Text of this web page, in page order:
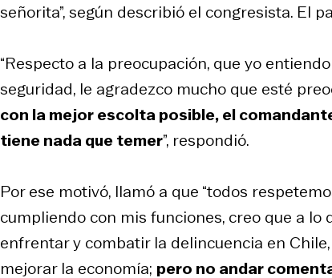
señorita”, según describió el congresista. El
“Respecto a la preocupación, que yo
seguridad, le agradezco mucho que esté
con la mejor escolta posible, el
tiene nada que temer”, respondió.
Por ese motivó, llamó a que “todos
cumpliendo con mis funciones, creo que a lo
enfrentar y combatir la delincuencia en
mejorar la economía; pero no andar